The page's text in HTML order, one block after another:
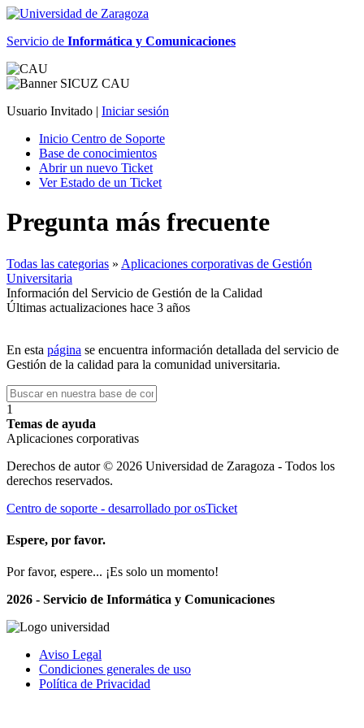
Servicio de Informática y Comunicaciones
Usuario Invitado | Iniciar sesión
Inicio Centro de Soporte
Base de conocimientos
Abrir un nuevo Ticket
Ver Estado de un Ticket
Pregunta más frecuente
Todas las categorias » Aplicaciones corporativas de Gestión
Universitaria
Información del Servicio de Gestión de la Calidad
Últimas actualizaciones hace 3 años
En esta página se encuentra información detallada del servicio de
Gestión de la calidad para la comunidad universitaria.
1
Temas de ayuda
Aplicaciones corporativas
Derechos de autor © 2026 Universidad de Zaragoza - Todos los
derechos reservados.
Centro de soporte - desarrollado por osTicket
Espere, por favor.
Por favor, espere... ¡Es solo un momento!
2026 - Servicio de Informática y Comunicaciones
Aviso Legal
Condiciones generales de uso
Política de Privacidad